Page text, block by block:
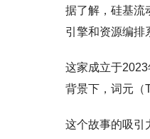
据了解，硅基流
引擎和资源编排
这家成立于
背景下，词元（
这个故事的吸引